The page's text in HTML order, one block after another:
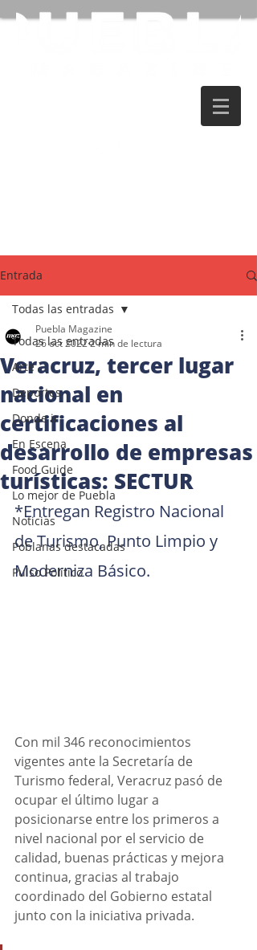
Entrada
Todas las entradas
Arte
Deportes
Donde ir
En Escena
Food Guide
Lo mejor de Puebla
Noticias
Poblanas destacadas
Pulso Político
Todas las entradas
Veracruz, tercer lugar
nacional en
certificaciones al
desarrollo de empresas
turísticas: SECTUR
Puebla Magazine
26 oct 20222 min de lectura
*Entregan Registro Nacional
de Turismo, Punto Limpio y
Moderniza Básico.
Con mil 346 reconocimientos
vigentes ante la Secretaría de
Turismo federal, Veracruz pasó de
ocupar el último lugar a
posicionarse entre los primeros a
nivel nacional por el servicio de
calidad, buenas prácticas y mejora
continua, gracias al trabajo
coordinado del Gobierno estatal
junto con la iniciativa privada.